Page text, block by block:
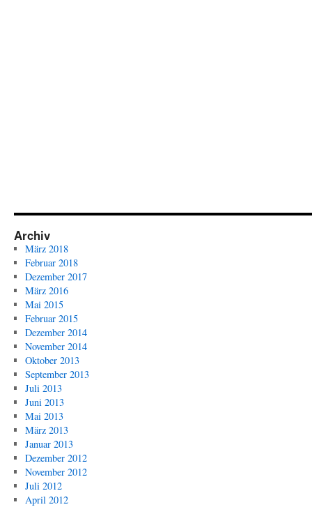
Archiv
März 2018
Februar 2018
Dezember 2017
März 2016
Mai 2015
Februar 2015
Dezember 2014
November 2014
Oktober 2013
September 2013
Juli 2013
Juni 2013
Mai 2013
März 2013
Januar 2013
Dezember 2012
November 2012
Juli 2012
April 2012